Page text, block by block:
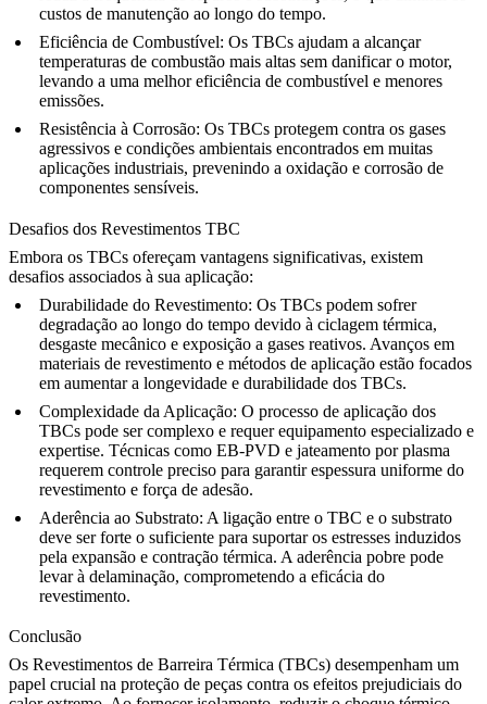
custos de manutenção ao longo do tempo.
Eficiência de Combustível: Os TBCs ajudam a alcançar
temperaturas de combustão mais altas sem danificar o motor,
levando a uma melhor eficiência de combustível e menores
emissões.
Resistência à Corrosão: Os TBCs protegem contra os gases
agressivos e condições ambientais encontrados em muitas
aplicações industriais, prevenindo a oxidação e corrosão de
componentes sensíveis.
Desafios dos Revestimentos TBC
Embora os TBCs ofereçam vantagens significativas, existem
desafios associados à sua aplicação:
Durabilidade do Revestimento: Os TBCs podem sofrer
degradação ao longo do tempo devido à ciclagem térmica,
desgaste mecânico e exposição a gases reativos. Avanços em
materiais de revestimento e métodos de aplicação estão focados
em aumentar a longevidade e durabilidade dos TBCs.
Complexidade da Aplicação: O processo de aplicação dos
TBCs pode ser complexo e requer equipamento especializado e
expertise. Técnicas como EB-PVD e jateamento por plasma
requerem controle preciso para garantir espessura uniforme do
revestimento e força de adesão.
Aderência ao Substrato: A ligação entre o TBC e o substrato
deve ser forte o suficiente para suportar os estresses induzidos
pela expansão e contração térmica. A aderência pobre pode
levar à delaminação, comprometendo a eficácia do
revestimento.
Conclusão
Os Revestimentos de Barreira Térmica (TBCs) desempenham um
papel crucial na proteção de peças contra os efeitos prejudiciais do